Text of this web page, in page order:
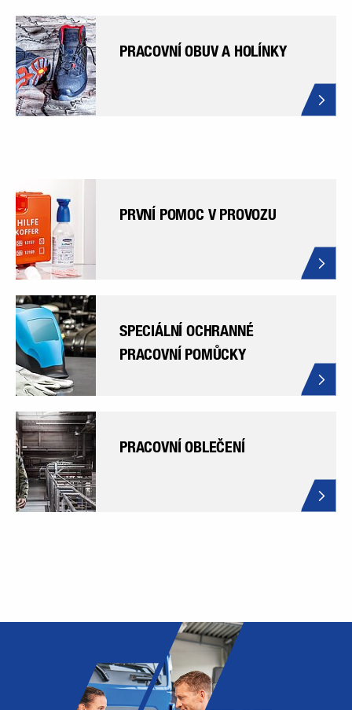
PRACOVNÍ OBUV A HOLÍNKY
PRVNÍ POMOC V PROVOZU
SPECIÁLNÍ OCHRANNÉ
PRACOVNÍ POMŮCKY
PRACOVNÍ OBLEČENÍ